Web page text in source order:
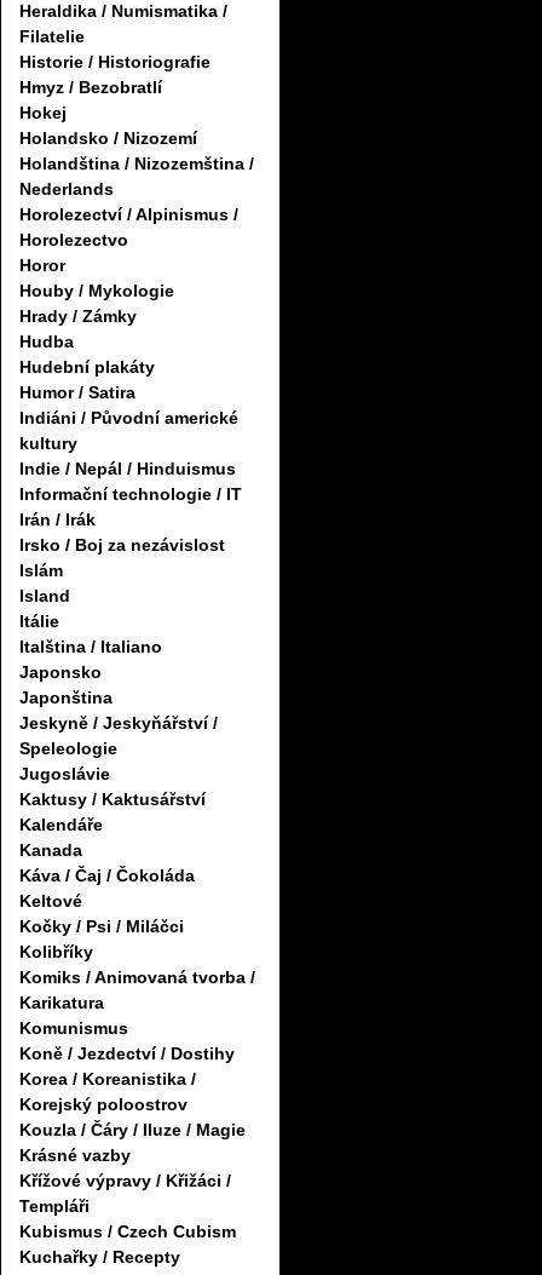
Heraldika / Numismatika /
Filatelie
Historie / Historiografie
Hmyz / Bezobratlí
Hokej
Holandsko / Nizozemí
Holandština / Nizozemština /
Nederlands
Horolezectví / Alpinismus /
Horolezectvo
Horor
Houby / Mykologie
Hrady / Zámky
Hudba
Hudební plakáty
Humor / Satira
Indiáni / Původní americké
kultury
Indie / Nepál / Hinduismus
Informační technologie / IT
Irán / Irák
Irsko / Boj za nezávislost
Islám
Island
Itálie
Italština / Italiano
Japonsko
Japonština
Jeskyně / Jeskyňářství /
Speleologie
Jugoslávie
Kaktusy / Kaktusářství
Kalendáře
Kanada
Káva / Čaj / Čokoláda
Keltové
Kočky / Psi / Miláčci
Kolibříky
Komiks / Animovaná tvorba /
Karikatura
Komunismus
Koně / Jezdectví / Dostihy
Korea / Koreanistika /
Korejský poloostrov
Kouzla / Čáry / Iluze / Magie
Krásné vazby
Křížové výpravy / Křižáci /
Templáři
Kubismus / Czech Cubism
Kuchařky / Recepty